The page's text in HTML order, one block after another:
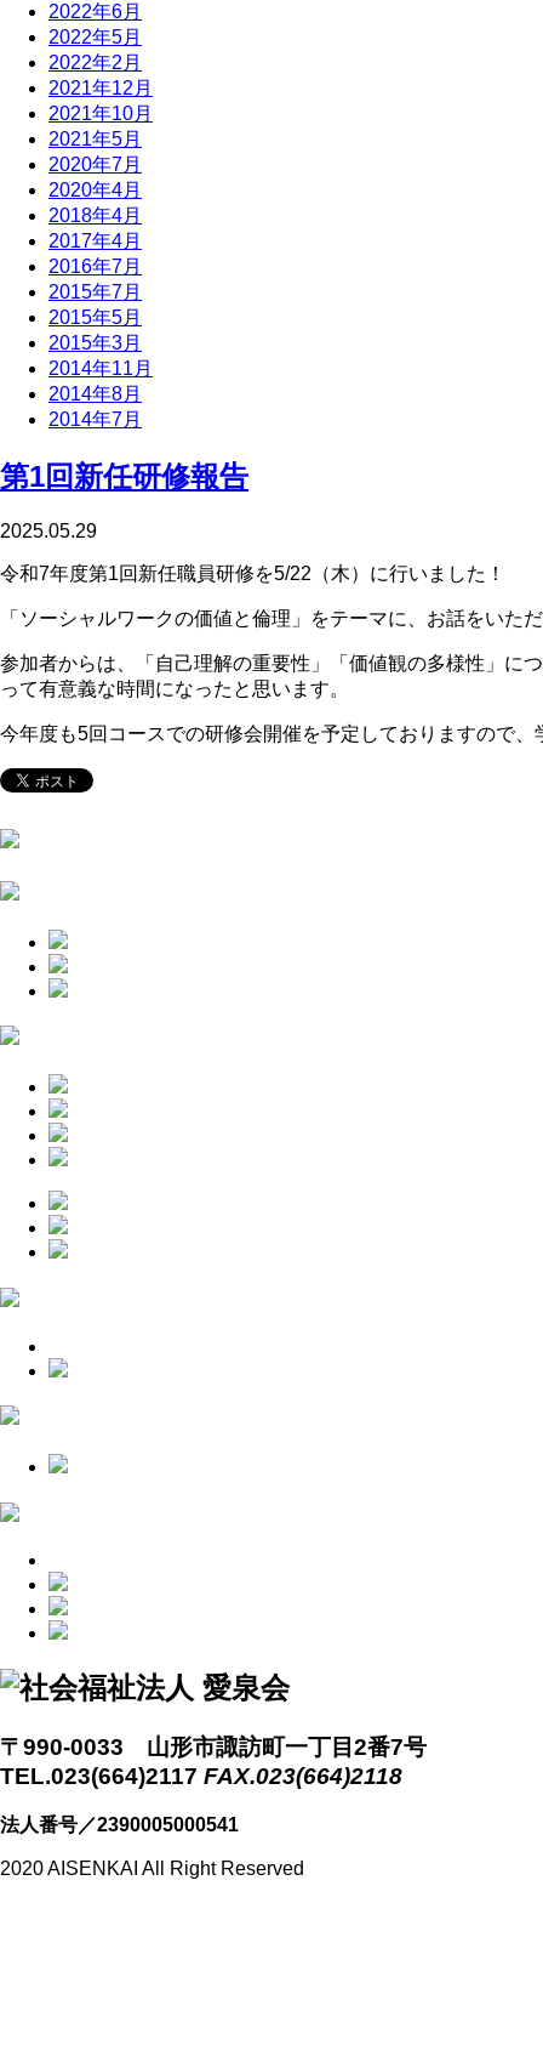
2022年6月
2022年5月
2022年2月
2021年12月
2021年10月
2021年5月
2020年7月
2020年4月
2018年4月
2017年4月
2016年7月
2015年7月
2015年5月
2015年3月
2014年11月
2014年8月
2014年7月
第1回新任研修報告
2025.05.29
令和7年度第1回新任職員研修を5/22（木）に行いました！
「ソーシャルワークの価値と倫理」をテーマに、お話をいた
参加者からは、「自己理解の重要性」「価値観の多様性」に
って有意義な時間になったと思います。
今年度も5回コースでの研修会開催を予定しておりますので
〒990-0033 山形市諏訪町一丁目2番7号
TEL.023(664)2117 FAX.023(664)2118
法人番号／2390005000541
2020 AISENKAI All Right Reserved